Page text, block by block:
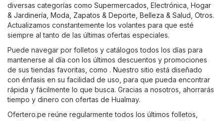
diversas categorías como Supermercados Electrónica Hogar
& Jardinería Moda, Zapatos & Deporte Belleza & Salud Otros.
Actualizamos constantemente los volantes para que esté
siempre al tanto de las últimas ofertas especiales.
Puede navegar por folletos y catálogos todos los días para
mantenerse al día con los últimos descuentos y promociones
de sus tiendas favoritas, como . Nuestro sitio está diseñado
con énfasis en su facilidad de uso, para que pueda encontrar
rápida y fácilmente lo que busca. Gracias a nosotros, ahorrarás
tiempo y dinero con ofertas de Hualmay.
Ofertero.pe reúne regularmente todos los últimos folletos,